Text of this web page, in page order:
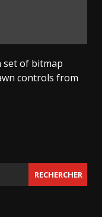
set of bitmap
controls from
RECHERCHER